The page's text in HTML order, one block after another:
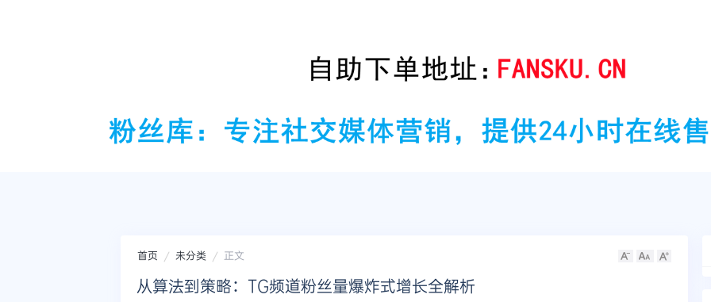
首页 未分类 正文
从算法到策略：TG频道粉丝量爆炸式增长全解析